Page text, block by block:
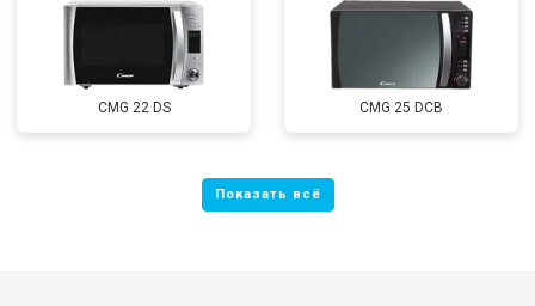
CMG 22 DS CMG 25 DCB